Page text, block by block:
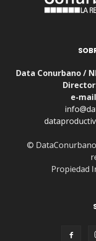
Data Conurbano /
e-
©
Propiedad